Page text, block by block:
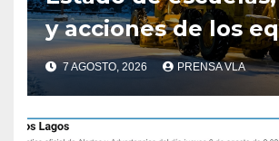
y acciones de los
municipales – Villa
Angostura – 7 de
10:00 hs
7 AGOSTO, 2026 PRENSA VLA